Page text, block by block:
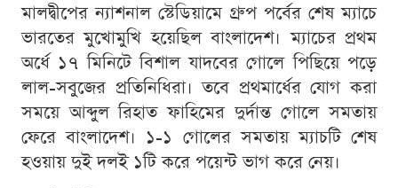
মালদ্বীপের ন্যাশনাল স্টেডিয়ামে গ্রুপ পর্বের শেষ ম্যাচে
ভারতের মুখোমুখি হয়েছিল বাংলাদেশ। ম্যাচের প্রথম
অর্ধে ১৭ মিনিটে বিশাল যাদবের গোলে পিছিয়ে পড়ে
লাল-সবুজের প্রতিনিধিরা। তবে প্রথমার্ধের যোগ করা
সময়ে আব্দুল রিহাত ফাহিমের দুর্দান্ত গোলে সমতায়
ফেরে বাংলাদেশ। ১-১ গোলের সমতায় ম্যাচটি শেষ
হওয়ায় দুই দলই ১টি করে পয়েন্ট ভাগ করে নেয়।